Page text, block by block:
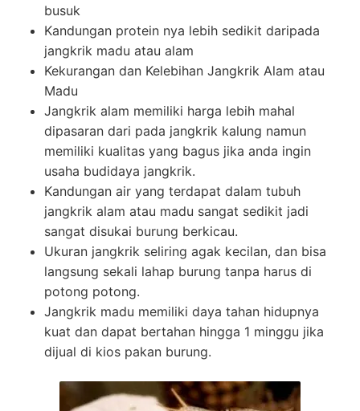
busuk
Kandungan protein nya lebih sedikit daripada
jangkrik madu atau alam
Kekurangan dan Kelebihan Jangkrik Alam atau
Madu
Jangkrik alam memiliki harga lebih mahal
dipasaran dari pada jangkrik kalung namun
memiliki kualitas yang bagus jika anda ingin
usaha budidaya jangkrik.
Kandungan air yang terdapat dalam tubuh
jangkrik alam atau madu sangat sedikit jadi
sangat disukai burung berkicau.
Ukuran jangkrik seliring agak kecilan, dan bisa
langsung sekali lahap burung tanpa harus di
potong potong.
Jangkrik madu memiliki daya tahan hidupnya
kuat dan dapat bertahan hingga 1 minggu jika
dijual di kios pakan burung.